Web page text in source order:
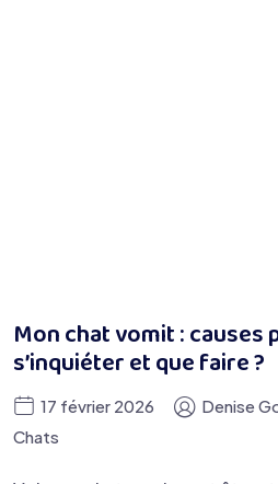
Mon chat vomit : causes
s’inquiéter et que faire ?
17 février 2026 Denise
Chats